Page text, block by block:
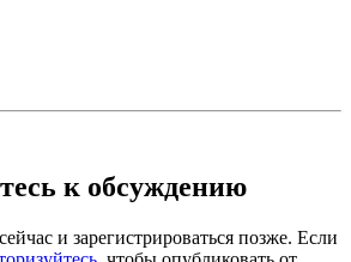
к обсуждению
и зарегистрироваться позже. Если